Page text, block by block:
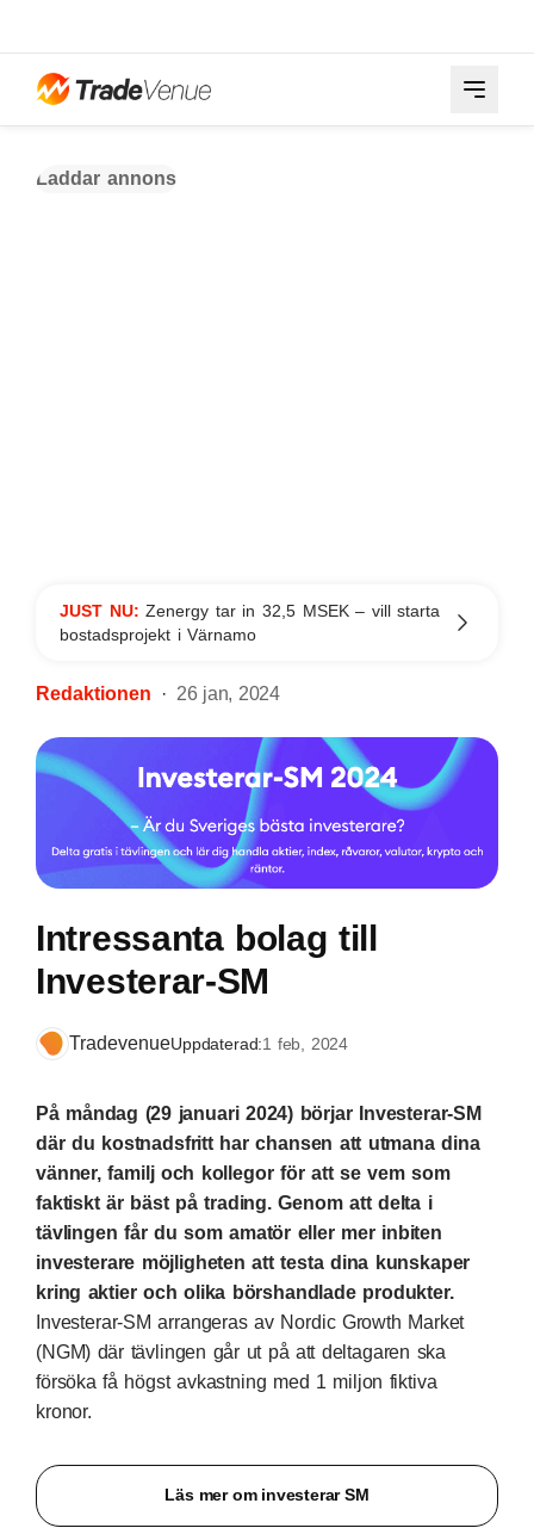
Laddar annons
JUST NU:Zenergy tar in 32,5 MSEK – vill starta
bostadsprojekt i Värnamo
Redaktionen 26 jan, 2024
Intressanta bolag till
Investerar-SM
TradevenueUppdaterad:1 feb, 2024
På måndag (29 januari 2024) börjar Investerar-SM
där du kostnadsfritt har chansen att utmana dina
vänner, familj och kollegor för att se vem som
faktiskt är bäst på trading. Genom att delta i
tävlingen får du som amatör eller mer inbiten
investerare möjligheten att testa dina kunskaper
kring aktier och olika börshandlade produkter.
Investerar-SM arrangeras av Nordic Growth Market
(NGM) där tävlingen går ut på att deltagaren ska
försöka få högst avkastning med 1 miljon fiktiva
kronor.
Läs mer om investerar SM